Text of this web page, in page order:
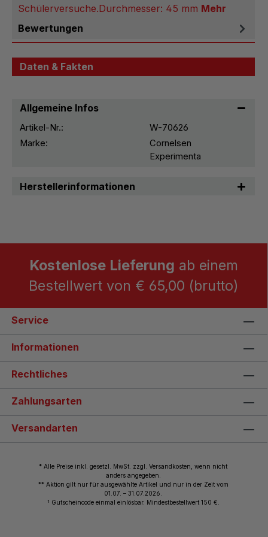
Schülerversuche.Durchmesser: 45 mm Mehr
Bewertungen
Daten & Fakten
Allgemeine Infos
Artikel-Nr.:
W-70626
Marke:
Cornelsen
Experimenta
Herstellerinformationen
Kostenlose Lieferung ab einem
Bestellwert von € 65,00 (brutto)
Service
Informationen
Rechtliches
Zahlungsarten
Versandarten
* Alle Preise inkl. gesetzl. MwSt. zzgl. Versandkosten, wenn nicht
anders angegeben.
** Aktion gilt nur für ausgewählte Artikel und nur in der Zeit vom
01.07. – 31.07.2026.
1 Gutscheincode einmal einlösbar. Mindestbestellwert 150 €.